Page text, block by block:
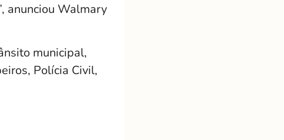
anunciou Walmary
municipal,
Polícia Civil,